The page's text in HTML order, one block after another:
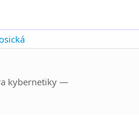
kybernetiky —